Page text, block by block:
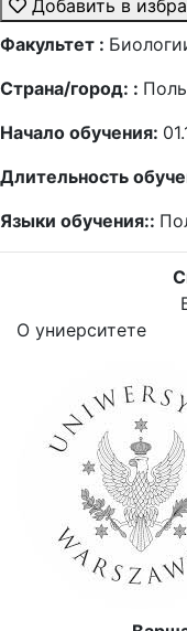
Добавить в
Факультет :
Страна/город: :
Начало обучения:
Длительность
Языки обучения::
О униерситете